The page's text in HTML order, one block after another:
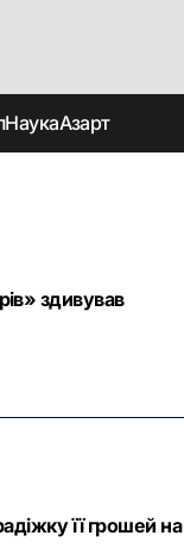
НаукаАзарт
здивував
її грошей на